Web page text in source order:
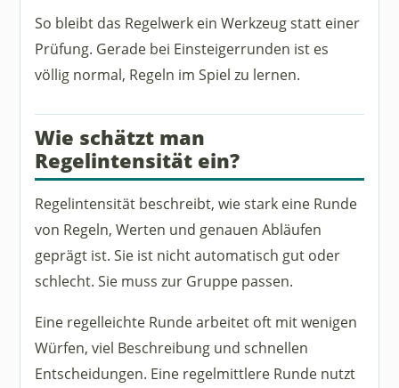
So bleibt das Regelwerk ein Werkzeug statt einer
Prüfung. Gerade bei Einsteigerrunden ist es
völlig normal, Regeln im Spiel zu lernen.
Wie schätzt man
Regelintensität ein?
Regelintensität beschreibt, wie stark eine Runde
von Regeln, Werten und genauen Abläufen
geprägt ist. Sie ist nicht automatisch gut oder
schlecht. Sie muss zur Gruppe passen.
Eine regelleichte Runde arbeitet oft mit wenigen
Würfen, viel Beschreibung und schnellen
Entscheidungen. Eine regelmittlere Runde nutzt